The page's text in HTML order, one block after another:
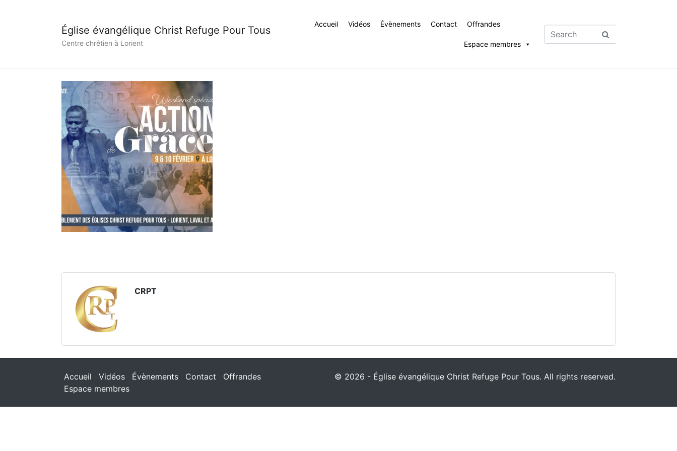
Église évangélique Christ Refuge Pour Tous
Centre chrétien à Lorient
Accueil Vidéos Évènements Contact Offrandes
Espace membres
CRPT
Accueil Vidéos Évènements Contact
Offrandes
Espace membres
© 2026 - Église évangélique Christ Refuge Pour Tous. All rights reserved.